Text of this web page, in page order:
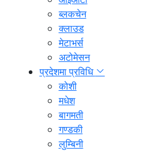
ब्लकचेन
क्लाउड
मेटाभर्स
अटोमेसन
प्रदेशमा प्रविधि
कोशी
मधेश
बागमती
गण्डकी
लुम्बिनी